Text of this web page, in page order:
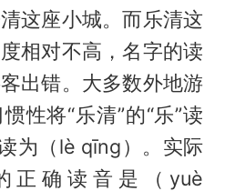
这座小城。而乐清这
相对不高，名字的读
出错。大多数外地游
性将“乐清”的“乐”读
为（lè qīng）。实际
正确读音是（yuè